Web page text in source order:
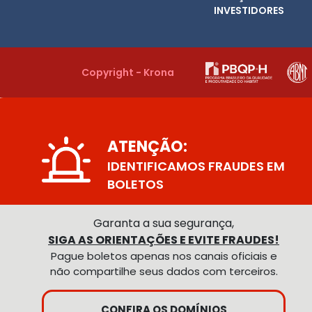
INVESTIDORES
Copyright - Krona
ATENÇÃO:
IDENTIFICAMOS FRAUDES EM
BOLETOS
Garanta a sua segurança,
SIGA AS ORIENTAÇÕES E EVITE FRAUDES!
Pague boletos apenas nos canais oficiais e
não compartilhe seus dados com terceiros.